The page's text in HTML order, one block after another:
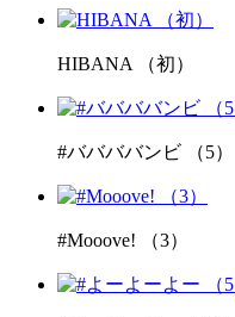
HIBANA （初）
#ババババンビ （5）
#Mooove! （3）